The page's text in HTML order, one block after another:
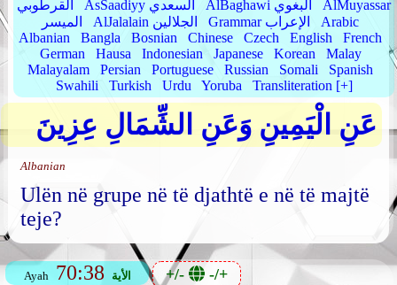
القرطوبي
AsSaadiyy السعدي AlBaghawi البغوي
AlMuyassar
الميسر
AlJalalain الجلالين Grammar الإعراب
Arabic
Albanian
Bangla Bosnian Chinese Czech English
French
German
Hausa Indonesian Japanese Korean
Malay
Malayalam
Persian Portuguese Russian Somali
Spanish
Swahili
Turkish Urdu Yoruba Transliteration [+]
عَنِ الْيَمِينِ وَعَنِ الشِّمَالِ عِزِينَ
Albanian
Ulën në grupe në të djathtë e në të majtë
teje?
Ayah 70:38 الأية +/- -/+